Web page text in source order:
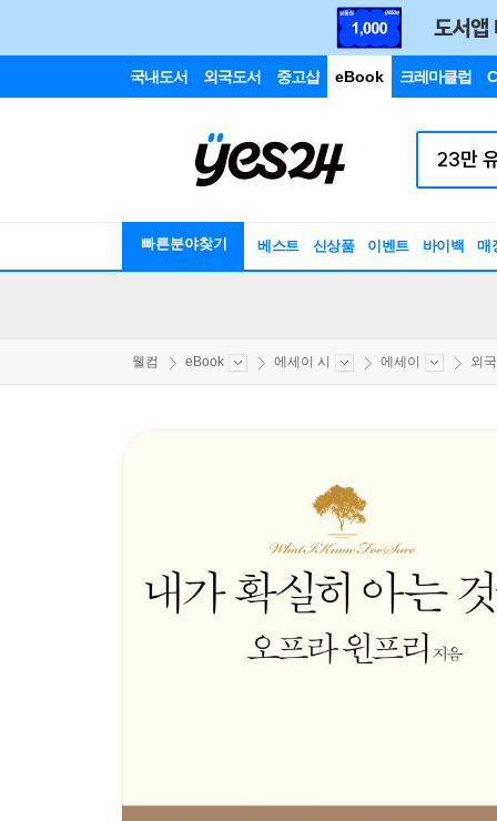
국내도서 외국도서 중고샵 eBook 크레마클럽
빠른분야찾기 베스트 신상품 이벤트 바이백 매
웰컴 eBook 에세이 시 에세이 외